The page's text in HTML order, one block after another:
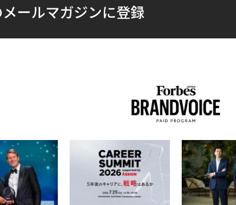
ールマガジンに登録